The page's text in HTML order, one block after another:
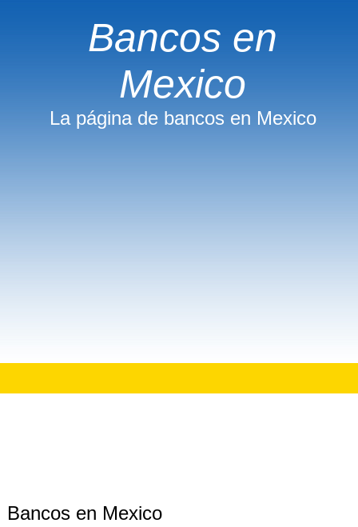
Bancos en
Mexico
La página de bancos en Mexico
Bancos en Mexico